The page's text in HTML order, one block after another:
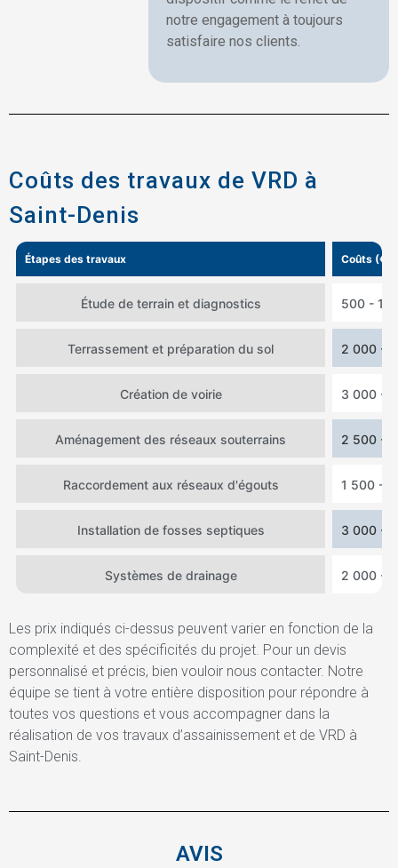
notre engagement à toujours
satisfaire nos clients.
Coûts des travaux de VRD à
Saint-Denis
Étapes des travaux Coûts (€)
Étude de terrain et diagnostics 500 - 1
Terrassement et préparation du sol 2 000 -
Création de voirie 3 000 -
Aménagement des réseaux souterrains 2 500 -
Raccordement aux réseaux d'égouts 1 500 -
Installation de fosses septiques 3 000 -
Systèmes de drainage 2 000 -
Les prix indiqués ci-dessus peuvent varier en fonction de la
complexité et des spécificités du projet. Pour un devis
personnalisé et précis, bien vouloir nous contacter. Notre
équipe se tient à votre entière disposition pour répondre à
toutes vos questions et vous accompagner dans la
réalisation de vos travaux d’assainissement et de VRD à
Saint-Denis.
AVIS